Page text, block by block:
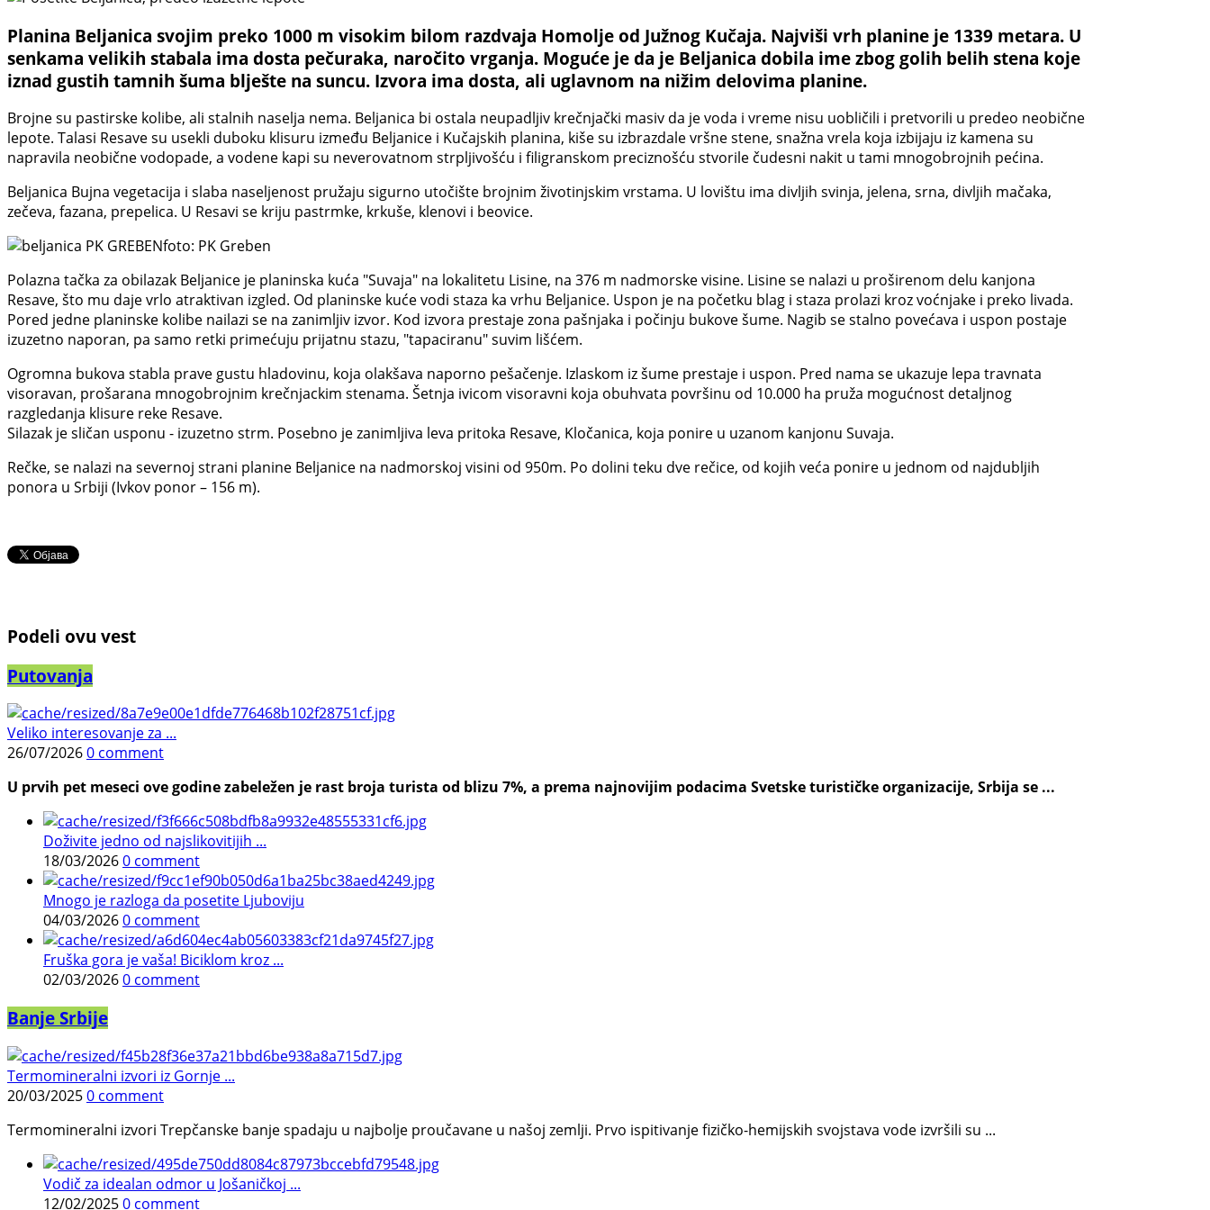
Planina Beljanica svojim preko 1000 m visokim bilom razdvaja Homolje od Južnog Kučaja. Najviši vrh planine je 1339 metara. U
senkama velikih stabala ima dosta pečuraka, naročito vrganja. Moguće je da je Beljanica dobila ime zbog golih belih stena koje
iznad gustih tamnih šuma blješte na suncu. Izvora ima dosta, ali uglavnom na nižim delovima planine.
Brojne su pastirske kolibe, ali stalnih naselja nema. Beljanica bi ostala neupadljiv krečnjački masiv da je voda i vreme nisu uobličili i pretvorili u predeo neobične
lepote. Talasi Resave su usekli duboku klisuru između Beljanice i Kučajskih planina, kiše su izbrazdale vršne stene, snažna vrela koja izbijaju iz kamena su
napravila neobične vodopade, a vodene kapi su neverovatnom strpljivošću i filigranskom preciznošću stvorile čudesni nakit u tami mnogobrojnih pećina.
Beljanica Bujna vegetacija i slaba naseljenost pružaju sigurno utočište brojnim životinjskim vrstama. U lovištu ima divljih svinja, jelena, srna, divljih mačaka,
zečeva, fazana, prepelica. U Resavi se kriju pastrmke, krkuše, klenovi i beovice.
foto: PK Greben
Polazna tačka za obilazak Beljanice je planinska kuća "Suvaja" na lokalitetu Lisine, na 376 m nadmorske visine. Lisine se nalazi u proširenom delu kanjona
Resave, što mu daje vrlo atraktivan izgled. Od planinske kuće vodi staza ka vrhu Beljanice. Uspon je na početku blag i staza prolazi kroz voćnjake i preko livada.
Pored jedne planinske kolibe nailazi se na zanimljiv izvor. Kod izvora prestaje zona pašnjaka i počinju bukove šume. Nagib se stalno povećava i uspon postaje
izuzetno naporan, pa samo retki primećuju prijatnu stazu, "tapaciranu" suvim lišćem.
Ogromna bukova stabla prave gustu hladovinu, koja olakšava naporno pešačenje. Izlaskom iz šume prestaje i uspon. Pred nama se ukazuje lepa travnata
visoravan, prošarana mnogobrojnim krečnjackim stenama. Šetnja ivicom visoravni koja obuhvata površinu od 10.000 ha pruža mogućnost detaljnog
razgledanja klisure reke Resave.
Silazak je sličan usponu - izuzetno strm. Posebno je zanimljiva leva pritoka Resave, Kločanica, koja ponire u uzanom kanjonu Suvaja.
Rečke, se nalazi na severnoj strani planine Beljanice na nadmorskoj visini od 950m. Po dolini teku dve rečice, od kojih veća ponire u jednom od najdubljih
ponora u Srbiji (Ivkov ponor – 156 m).
Podeli ovu vest
Putovanja
Veliko interesovanje za ...
26/07/20260 comment
U prvih pet meseci ove godine zabeležen je rast broja turista od blizu 7%, a prema najnovijim podacima Svetske turističke organizacije, Srbija se ...
Doživite jedno od najslikovitijih ...
18/03/20260 comment
Mnogo je razloga da posetite Ljuboviju
04/03/20260 comment
Fruška gora je vaša! Biciklom kroz ...
02/03/20260 comment
Banje Srbije
Termomineralni izvori iz Gornje ...
20/03/20250 comment
Termomineralni izvori Trepčanske banje spadaju u najbolje proučavane u našoj zemlji. Prvo ispitivanje fizičko-hemijskih svojstava vode izvršili su ...
Vodič za idealan odmor u Jošaničkoj ...
12/02/20250 comment